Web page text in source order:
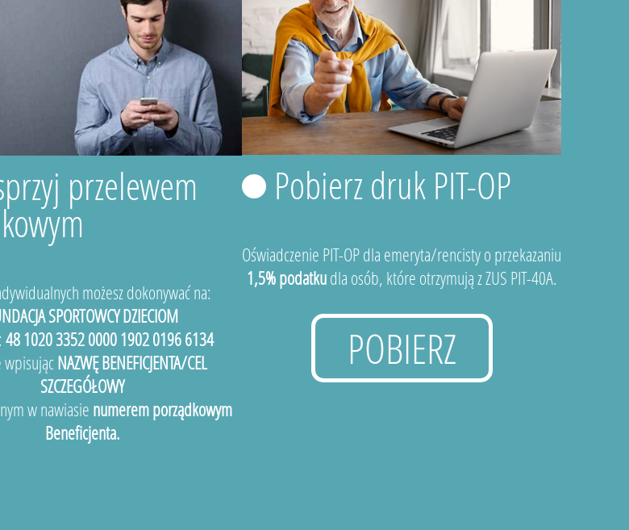
przelewem
możesz dokonywać na:
SPORTOWCY DZIECIOM
48 1020 3352 0000 1902 0196 6134
NAZWĘ BENEFICJENTA/CEL
SZCZEGÓŁOWY
w nawiasie numerem porządkowym
Beneficjenta.
Pobierz druk PIT-OP
Oświadczenie PIT-OP dla emeryta/rencisty o przekazaniu
1,5% podatkudla osób, które otrzymują z ZUS PIT-40A.
POBIERZ